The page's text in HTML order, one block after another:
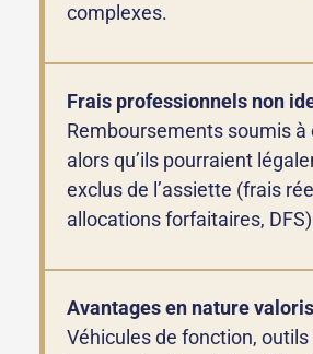
complexes.
Frais professionnels non
Remboursements soumis
alors qu’ils pourraient
exclus de l’assiette (frais
allocations forfaitaires,
Avantages en nature
Véhicules de fonction,